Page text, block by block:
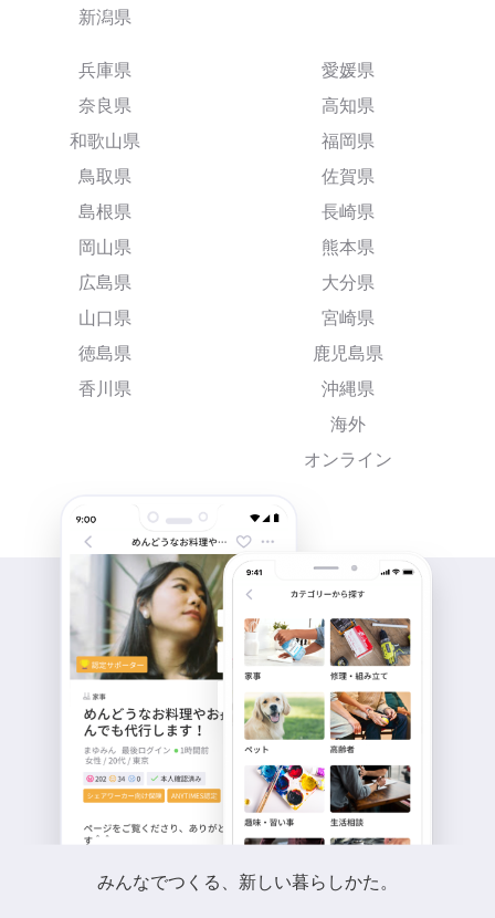
新潟県
兵庫県
奈良県
和歌山県
鳥取県
島根県
岡山県
広島県
山口県
徳島県
香川県
愛媛県
高知県
福岡県
佐賀県
長崎県
熊本県
大分県
宮崎県
鹿児島県
沖縄県
海外
オンライン
みんなでつくる、新しい暮らしかた。